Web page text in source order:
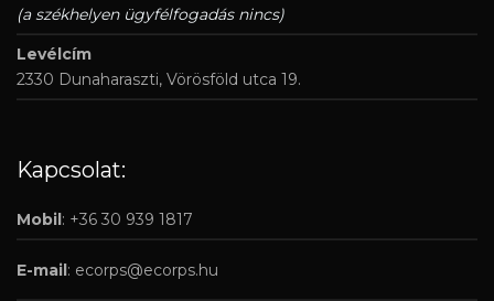
(a székhelyen ügyfélfogadás nincs)
Levélcím
2330 Dunaharaszti, Vörösföld utca 19.
Kapcsolat:
Mobil: +36 30 939 1817
E-mail: ecorps@ecorps.hu